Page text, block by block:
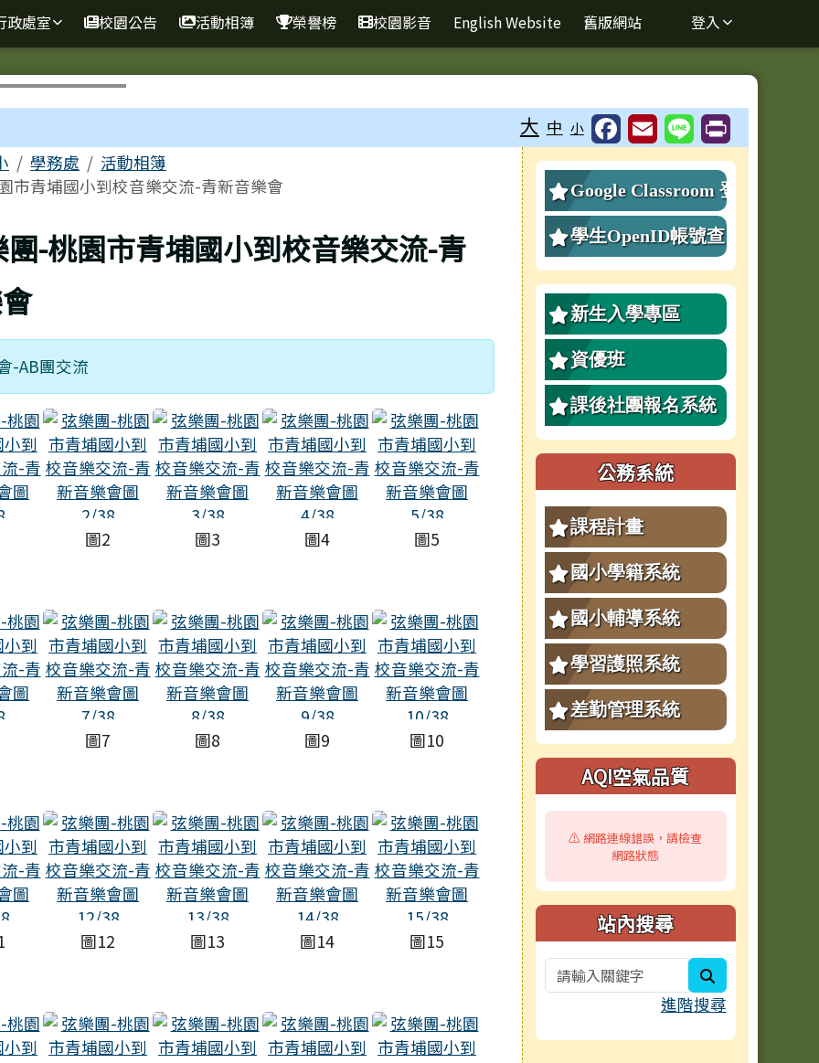
政處室 校園公告 活動相簿 榮譽榜 校園影音 English Website 舊版網站 登入
⏸
大 中 小
域學務處
活動相簿
市青埔國小到校音樂交流-青新音樂會
頁
團-桃園市青埔國小到校音樂交流-青
-AB團交流
圖2 圖3 圖4 圖5
圖7 圖8 圖9 圖10
圖12 圖13 圖14 圖15
右邊區域內容
Google Classroom 登
入
學生OpenID帳號查
詢、重設密碼
新生入學專區
資優班
課後社團報名系統
公務系統
課程計畫
國小學籍系統
國小輔導系統
學習護照系統
差勤管理系統
AQI空氣品質
⚠️ 網路連線錯誤，請檢查
網路狀態
站內搜尋
進階搜尋